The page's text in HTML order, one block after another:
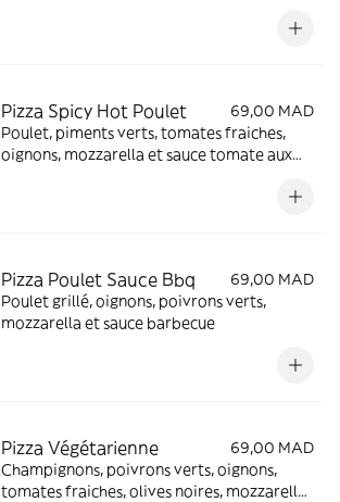
Pizza Spicy Hot Poulet
69,00 MAD
Poulet, piments verts, tomates fraiches,
oignons, mozzarella et sauce tomate aux
Pizza Poulet Sauce Bbq
69,00 MAD
Poulet grillé, oignons, poivrons verts,
mozzarella et sauce barbecue
Pizza Végétarienne
69,00 MAD
Champignons, poivrons verts, oignons,
tomates fraiches, olives noires, mozzarella